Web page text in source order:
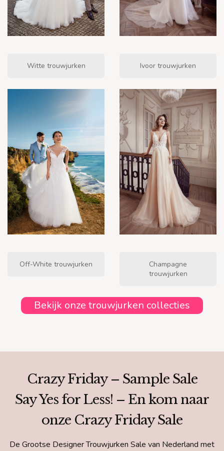
Witte trouwjurken Ivoor trouwjurken
Off-White trouwjurken
Champagne
trouwjurken
Bekijk onze trouwjurken collecties
Crazy Friday – Sample Sale
Say Yes for Less! – En kom naar
onze Crazy Friday Sale
De Grootse Designer Trouwjurken Sale van Nederland met